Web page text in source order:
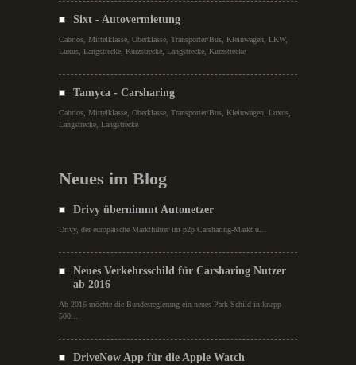
Sixt - Autovermietung
Cabrios, Mittelklasse, Oberklasse, Transporter/Bus, Kleinwagen, LKW,
Luxus, Langstrecke, Kurzstrecke, Langstrecke, Kurzstrecke
Tamyca - Carsharing
Cabrios, Mittelklasse, Oberklasse, Transporter/Bus, Kleinwagen, Luxus,
Langstrecke, Langstrecke
Neues im Blog
Drivy übernimmt Autonetzer
Drivy, der europäische Marktführer im p2p Carsharing-Markt ü...
Neues Verkehrsschild für Carsharing Nutzer
ab 2016
Ab 2016 möchte die Bundesregierung ein neues Park-Schild in knapp
500...
DriveNow App für die Apple Watch